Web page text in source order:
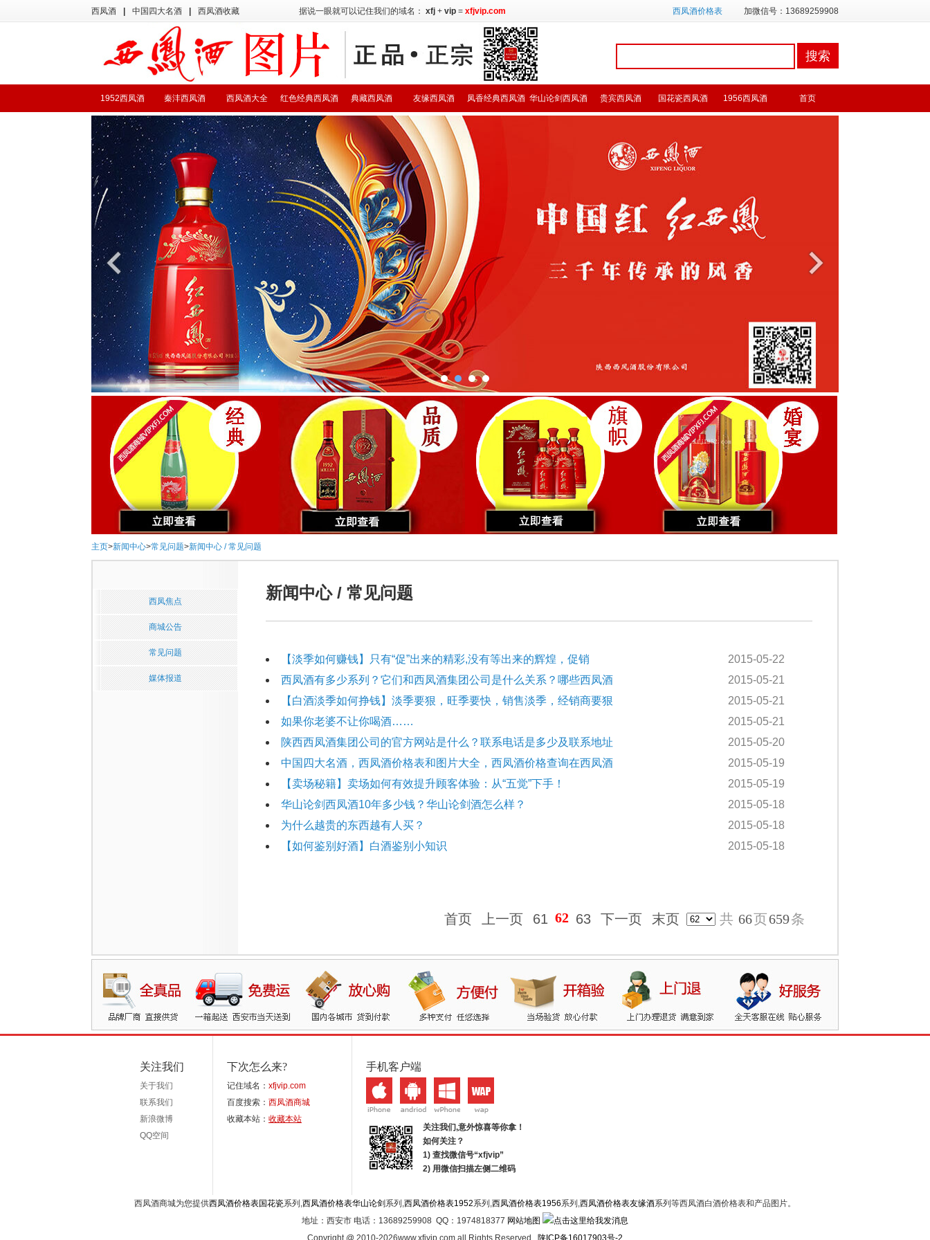
西凤酒 中国四大名酒 西凤酒收藏 据说一眼就可以记住我们的域名： xfj + vip = xfjvip.com 西凤酒价格表 加微信号：13689259908
首页
1956西凤酒
国花瓷西凤酒
贵宾西凤酒
华山论剑西凤酒
凤香经典西凤酒
友缘西凤酒
典藏西凤酒
红色经典西凤酒
西凤酒大全
秦沣西凤酒
1952西凤酒
主页>新闻中心>常见问题>新闻中心 / 常见问题
西凤焦点
商城公告
常见问题
媒体报道
新闻中心 / 常见问题
2015-05-22
【淡季如何赚钱】只有“促”出来的精彩,没有等出来的辉煌，促销
2015-05-21
西凤酒有多少系列？它们和西凤酒集团公司是什么关系？哪些西凤酒
2015-05-21
【白酒淡季如何挣钱】淡季要狠，旺季要快，销售淡季，经销商要狠
2015-05-21
如果你老婆不让你喝酒……
2015-05-20
陕西西凤酒集团公司的官方网站是什么？联系电话是多少及联系地址
2015-05-19
中国四大名酒，西凤酒价格表和图片大全，西凤酒价格查询在西凤酒
2015-05-19
【卖场秘籍】卖场如何有效提升顾客体验：从“五觉”下手！
2015-05-18
华山论剑西凤酒10年多少钱？华山论剑酒怎么样？
2015-05-18
为什么越贵的东西越有人买？
2015-05-18
【如何鉴别好酒】白酒鉴别小知识
首页 上一页 61 62 63 下一页 末页 共 66页659条
关注我们
关于我们
联系我们
新浪微博
QQ空间
下次怎么来?
记住域名： xfjvip.com
百度搜索： 西凤酒商城
收藏本站： 收藏本站
手机客户端
关注我们,意外惊喜等你拿！
如何关注？
1) 查找微信号“xfjvip”
2) 用微信扫描左侧二维码
西凤酒商城为您提供西凤酒价格表国花瓷系列,西凤酒价格表华山论剑 系列,西凤酒价格表1952系列,西凤酒价格表1956系列,西凤酒价格表友缘酒系列等西凤酒白酒价格表和产品图片。
地址：西安市 电话：13689259908 QQ：1974818377 网站地图
Copyright @ 2010-2026www.xfjvip.com all Rights Reserved . 陕ICP备16017903号-2